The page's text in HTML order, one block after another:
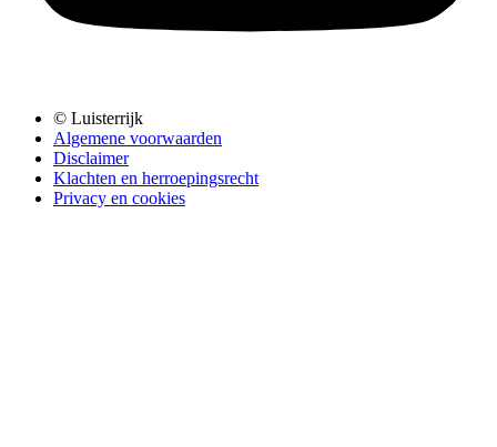
© Luisterrijk
Algemene voorwaarden
Disclaimer
Klachten en herroepingsrecht
Privacy en cookies